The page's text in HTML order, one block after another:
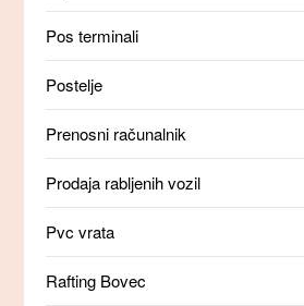
Pos terminali
Postelje
Prenosni računalnik
Prodaja rabljenih vozil
Pvc vrata
Rafting Bovec